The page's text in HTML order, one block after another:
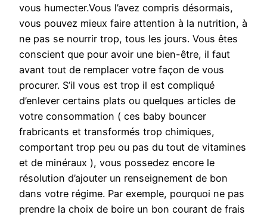
vous humecter.Vous l’avez compris désormais,
vous pouvez mieux faire attention à la nutrition, à
ne pas se nourrir trop, tous les jours. Vous êtes
conscient que pour avoir une bien-être, il faut
avant tout de remplacer votre façon de vous
procurer. S’il vous est trop il est compliqué
d’enlever certains plats ou quelques articles de
votre consommation ( ces baby bouncer
frabricants et transformés trop chimiques,
comportant trop peu ou pas du tout de vitamines
et de minéraux ), vous possedez encore le
résolution d’ajouter un renseignement de bon
dans votre régime. Par exemple, pourquoi ne pas
prendre la choix de boire un bon courant de frais